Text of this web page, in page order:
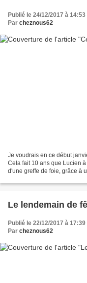
Publié le 24/12/2017 à 14:53
Par cheznous62
Je voudrais en ce début
Cela fait 10 ans que Lucien
d'une greffe de foie, grâce à
Le lendemain de
Publié le 22/12/2017 à 17:39
Par cheznous62